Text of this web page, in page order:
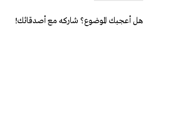
هل أعجبك الموضوع؟ شاركه مع أصدقائك!